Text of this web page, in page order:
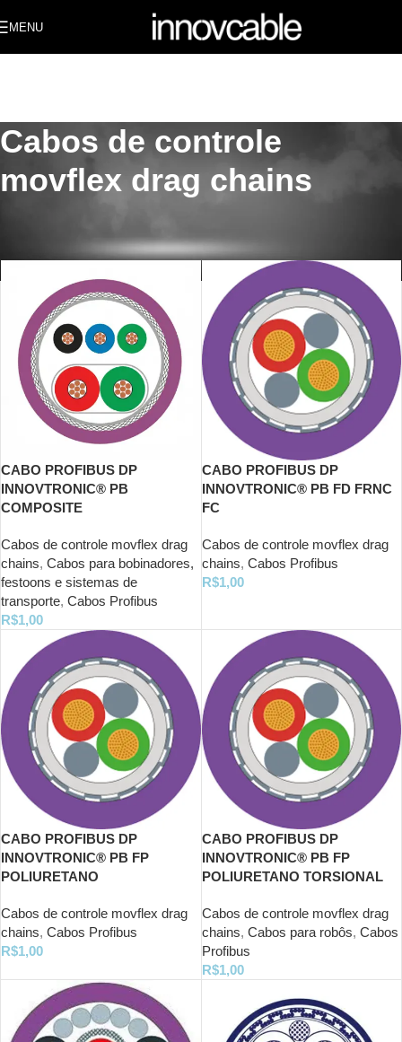
MENU
Cabos de controle
movflex drag chains
CABO PROFIBUS DP
INNOVTRONIC® PB
COMPOSITE
Cabos de controle movflex drag
chains, Cabos para bobinadores,
festoons e sistemas de
transporte, Cabos Profibus
R$1,00
CABO PROFIBUS DP
INNOVTRONIC® PB FD FRNC
FC
Cabos de controle movflex drag
chains, Cabos Profibus
R$1,00
CABO PROFIBUS DP
INNOVTRONIC® PB FP
POLIURETANO
Cabos de controle movflex drag
chains, Cabos Profibus
R$1,00
CABO PROFIBUS DP
INNOVTRONIC® PB FP
POLIURETANO TORSIONAL
Cabos de controle movflex drag
chains, Cabos para robôs, Cabos
Profibus
R$1,00